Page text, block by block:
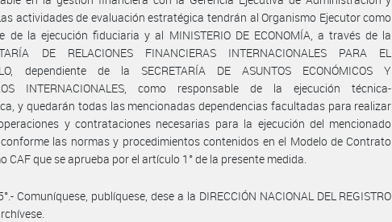
actividades de evaluación estratégica tendrán al Organismo Ejecutor como
de la ejecución fiduciaria y al MINISTERIO DE ECONOMÍA, a través de la
DE RELACIONES FINANCIERAS INTERNACIONALES PARA EL
dependiente de la SECRETARÍA DE ASUNTOS ECONÓMICOS Y
INTERNACIONALES, como responsable de la ejecución técnica-
y quedarán todas las mencionadas dependencias facultadas para realizar
y contrataciones necesarias para la ejecución del mencionado
las normas y procedimientos contenidos en el Modelo de Contrato
CAF que se aprueba por el artículo 1° de la presente medida.
Comuníquese, publíquese, dese a la DIRECCIÓN NACIONAL DEL REGISTRO